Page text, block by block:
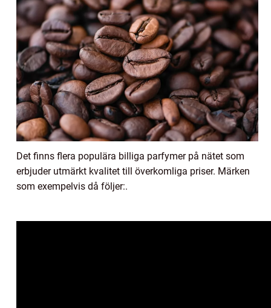
Det finns flera populära billiga parfymer på nätet som
erbjuder utmärkt kvalitet till överkomliga priser. Märken
som exempelvis då följer:.